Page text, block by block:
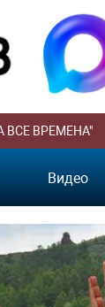
ВСЕ ВРЕМЕНА"
Видео